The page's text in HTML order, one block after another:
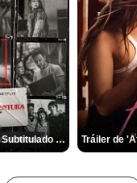
Primer Tráiler Oficial Subtitulado de 'Una última aventura: Detrás de cámaras de Stranger Things 5'